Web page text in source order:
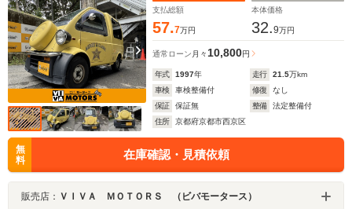
支払総額
57.7万円
本体価格
32.9万円
通常ローン 月々 10,800円
年式 1997年 走行 21.5万km
車検
車検整備付 修復
なし
保証
保証無 整備
法定整備付
住所
京都府京都市西京区
無
料
在庫確認・見積依頼
販売店： ＶＩＶＡ ＭＯＴＯＲＳ （ビバモータース）